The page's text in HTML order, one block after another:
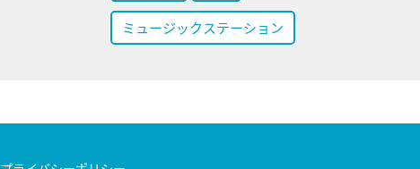
ミュージックステーション